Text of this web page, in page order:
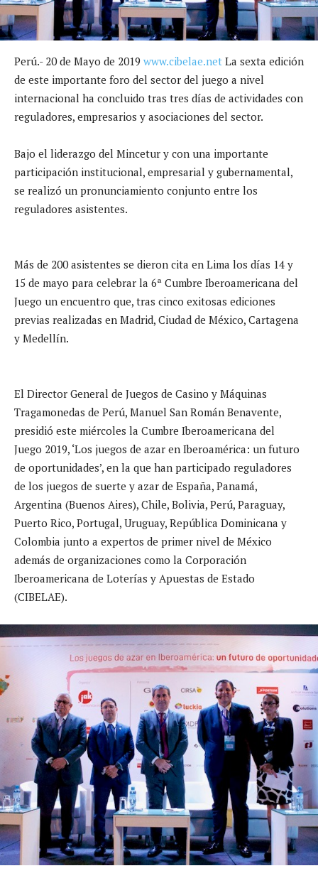
Perú.- 20 de Mayo de 2019 www.cibelae.net La sexta edición
de este importante foro del sector del juego a nivel
internacional ha concluido tras tres días de actividades con
reguladores, empresarios y asociaciones del sector.
Bajo el liderazgo del Mincetur y con una importante
participación institucional, empresarial y gubernamental,
se realizó un pronunciamiento conjunto entre los
reguladores asistentes.
Más de 200 asistentes se dieron cita en Lima los días 14 y
15 de mayo para celebrar la 6ª Cumbre Iberoamericana del
Juego un encuentro que, tras cinco exitosas ediciones
previas realizadas en Madrid, Ciudad de México, Cartagena
y Medellín.
El Director General de Juegos de Casino y Máquinas
Tragamonedas de Perú, Manuel San Román Benavente,
presidió este miércoles la Cumbre Iberoamericana del
Juego 2019, ‘Los juegos de azar en Iberoamérica: un futuro
de oportunidades’, en la que han participado reguladores
de los juegos de suerte y azar de España, Panamá,
Argentina (Buenos Aires), Chile, Bolivia, Perú, Paraguay,
Puerto Rico, Portugal, Uruguay, República Dominicana y
Colombia junto a expertos de primer nivel de México
además de organizaciones como la Corporación
Iberoamericana de Loterías y Apuestas de Estado
(CIBELAE).